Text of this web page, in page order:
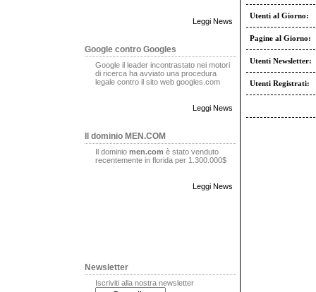
Leggi News
Google contro Googles
Google il leader incontrastato nei motori
di ricerca ha avviato una procedura
legale contro il sito web googles.com
Leggi News
Il dominio MEN.COM
Il dominio men.com è stato venduto
recentemente in florida per 1.300.000$
Leggi News
Newsletter
Iscriviti alla nostra newsletter
Utenti al Giorno:
Pagine al Giorno:
Utenti Newsletter:
Utenti Registrati: